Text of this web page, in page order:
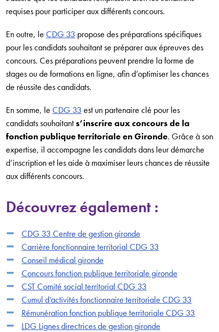
requises pour participer aux différents concours.
En outre, le CDG 33 propose des préparations spécifiques
pour les candidats souhaitant se préparer aux épreuves des
concours. Ces préparations peuvent prendre la forme de
stages ou de formations en ligne, afin d’optimiser les chances
de réussite des candidats.
En somme, le CDG 33 est un partenaire clé pour les
candidats souhaitants’inscrire aux concours de la
fonction publique territoriale en Gironde. Grâce à son
expertise, il accompagne les candidats dans leur démarche
d’inscription et les aide à maximiser leurs chances de réussite
aux différents concours.
Découvrez également :
CDG 33 Centre de gestion gironde
Carrière fonctionnaire territorial CDG 33
Conseil médical gironde
Concours fonction publique territoriale gironde
CST Comité social territorial CDG 33
Cumul d’activités fonctionnaire territoriale CDG 33
Rémunération fonction publique territoriale CDG 33
LDG Lignes directrices de gestion gironde